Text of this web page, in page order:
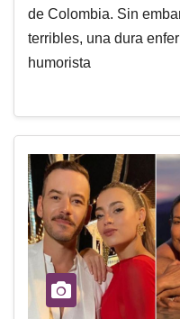
de Colombia. Sin
terribles, una dura
humorista